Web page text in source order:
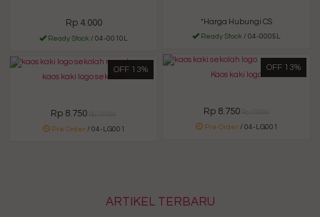
Rp 4.000
Ready Stock / 04-0010L
*Harga Hubungi CS
Ready Stock / 04-0005L
OFF 13%
Kaos kaki logo
Rp 8.750
Pre Order/ 04-LG001
OFF 13%
kaos kaki logo sekolah
Rp 8.750
Pre Order/ 04-LG001
ARTIKEL TERBARU